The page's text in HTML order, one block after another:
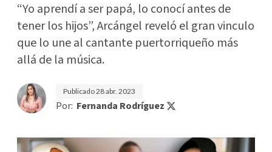
“Yo aprendí a ser papá, lo conocí antes de
tener los hijos”, Arcángel reveló el gran vinculo
que lo une al cantante puertorriqueño más
allá de la música.
Publicado28 abr. 2023
Por: Fernanda Rodríguez